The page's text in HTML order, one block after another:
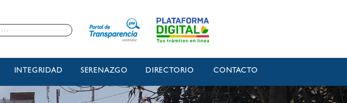
INTEGRIDAD SERENAZGO DIRECTORIO CONTACTO